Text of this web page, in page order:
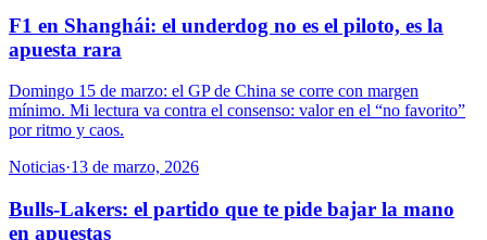
F1 en Shanghái: el underdog no es el piloto, es la
apuesta rara
Domingo 15 de marzo: el GP de China se corre con margen
mínimo. Mi lectura va contra el consenso: valor en el “no favorito”
por ritmo y caos.
Noticias·13 de marzo, 2026
Bulls-Lakers: el partido que te pide bajar la mano
en apuestas